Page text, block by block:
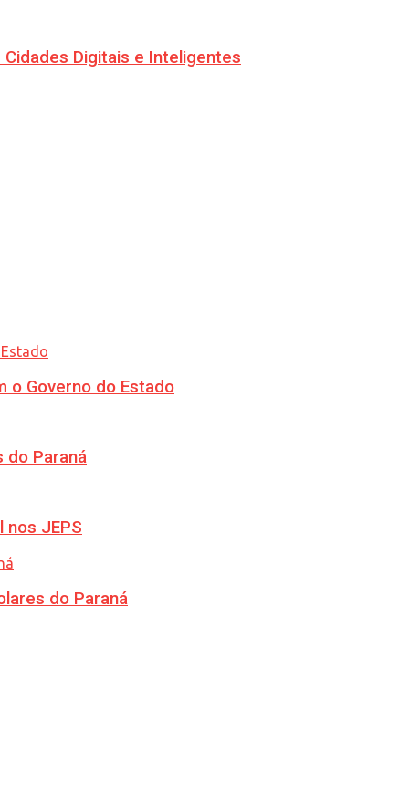
Digitais e Inteligentes
o Governo do Estado
do Paraná
JEPS
do Paraná